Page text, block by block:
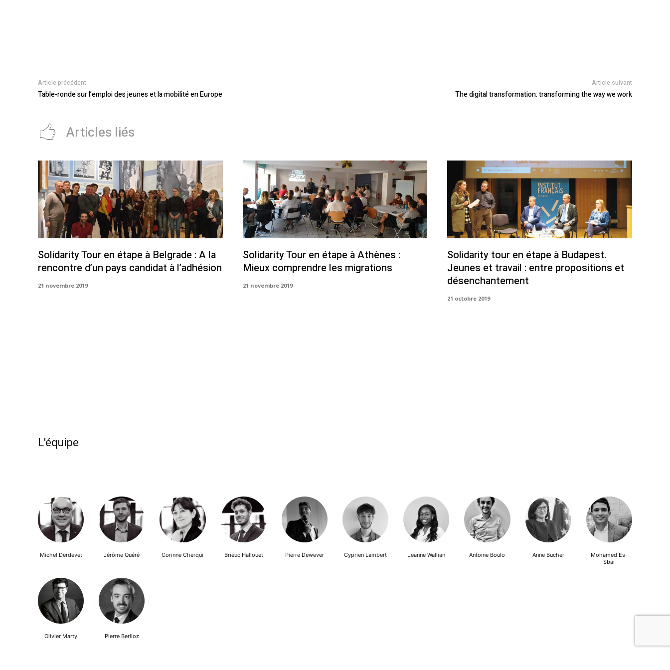
Article précédent
Table-ronde sur l’emploi des jeunes et la mobilité en Europe
Article suivant
The digital transformation: transforming the way we work
Articles liés
Solidarity Tour en étape à Belgrade : A la
rencontre d’un pays candidat à l’adhésion
21 novembre 2019
Solidarity Tour en étape à Athènes :
Mieux comprendre les migrations
21 novembre 2019
Solidarity tour en étape à Budapest.
Jeunes et travail : entre propositions et
désenchantement
21 octobre 2019
L'équipe
Michel Derdevet Jérôme Quéré Corinne Cherqui Brieuc Hallouet Pierre Dewever Cyprien Lambert Jeanne Wallian Antoine Boulo Anne Bucher
Mohamed Es-
Sbai
Olivier Marty Pierre Berlioz